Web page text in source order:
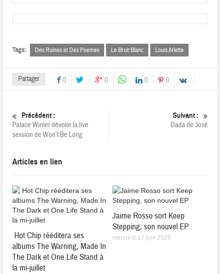
Tags: Des Ruines et Des Poemes Le Bruit Blanc Louis Arlette
Partager 0 0 0 0
Précédent :
Palace Winter dévoile la live
session de Won’t Be Long
Suivant :
Dada de José
Articles en lien
Hot Chip rééditera ses
albums The Warning, Made In
The Dark et One Life Stand à
la mi-juillet
Jaime Rosso sort Keep
Stepping, son nouvel EP
mercredi 17 juin 2026